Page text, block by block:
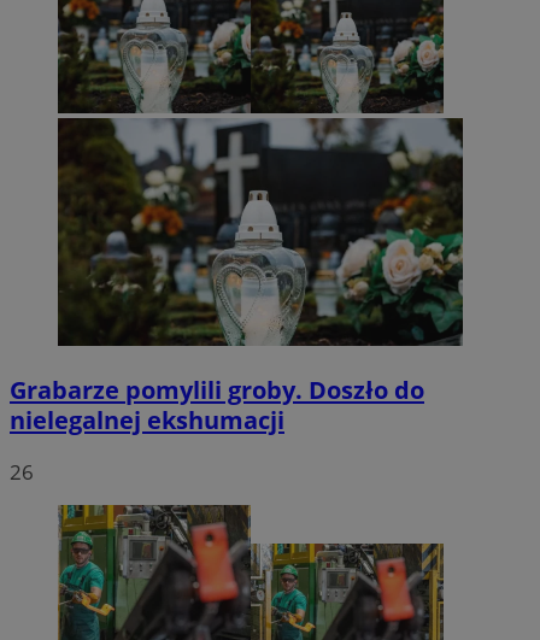
Grabarze pomylili groby. Doszło do
nielegalnej ekshumacji
26